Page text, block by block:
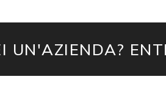
UN'AZIENDA?